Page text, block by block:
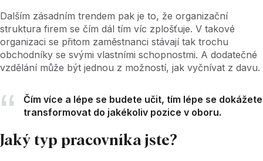
Dalším zásadním trendem pak je to, že organizační
struktura firem se čím dál tím víc zplošťuje. V takové
organizaci se přitom zaměstnanci stávají tak trochu
obchodníky se svými vlastními schopnostmi. A dodatečné
vzdělání může být jednou z možností, jak vyčnívat z davu.
Čím více a lépe se budete učit, tím lépe se dokážete
transformovat do jakékoliv pozice v oboru.
Jaký typ pracovníka jste?